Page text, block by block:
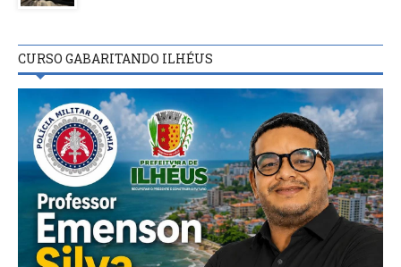
CURSO GABARITANDO ILHÉUS